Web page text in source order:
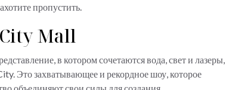
пропустить.
Mall
в котором сочетаются вода, свет и лазеры,
Это захватывающее и рекордное шоу, которое